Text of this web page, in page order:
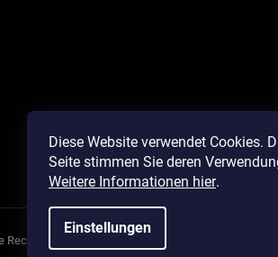
Diese Website verwendet Cookies.
Seite stimmen Sie deren
Weitere Informationen hier.
Einstellungen
Rechte vorbehalten. Cookie-Einstellungen ändern